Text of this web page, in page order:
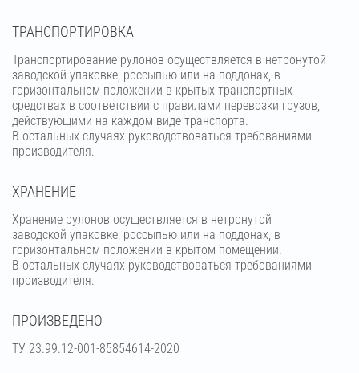
ТРАНСПОРТИРОВКА
Транспортирование рулонов осуществляется в нетронутой
заводской упаковке, россыпью или на поддонах, в
горизонтальном положении в крытых транспортных
средствах в соответствии с правилами перевозки грузов,
действующими на каждом виде транспорта.
В остальных случаях руководствоваться требованиями
производителя.
ХРАНЕНИЕ
Хранение рулонов осуществляется в нетронутой
заводской упаковке, россыпью или на поддонах, в
горизонтальном положении в крытом помещении.
В остальных случаях руководствоваться требованиями
производителя.
ПРОИЗВЕДЕНО
ТУ 23.99.12-001-85854614-2020